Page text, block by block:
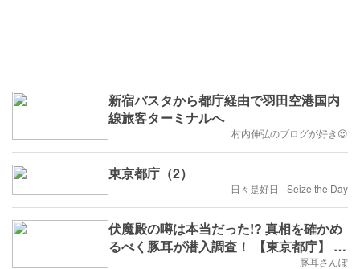
新宿バスタから都庁経由で羽田空港国内
線旅客ターミナルへ
村内伸弘のブログが好き😍
東京都庁（2）
日々是好日 - Seize the Day
伏魔殿の噂は本当だった!? 真相を確かめ
るべく豚耳が潜入調査！ 【東京都庁】 訪
豚耳さんぽ